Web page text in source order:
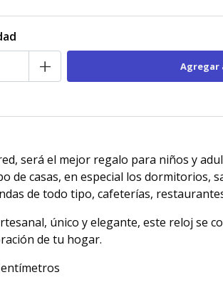
+
será el mejor regalo para niños y
de casas, en especial los dormitorios,
de todo tipo, cafeterías,
único y elegante, este reloj se
de tu hogar.